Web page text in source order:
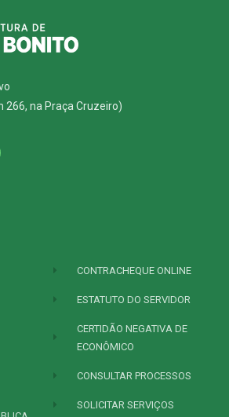
266, na Praça Cruzeiro)
CONTRACHEQUE ONLINE
ESTATUTO DO SERVIDOR
CERTIDÃO NEGATIVA DE
ECONÔMICO
CONSULTAR PROCESSOS
SOLICITAR SERVIÇOS